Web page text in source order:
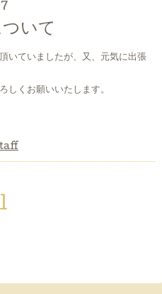
いて
いていましたが、又、元気に出張
しくお願いいたします。
1